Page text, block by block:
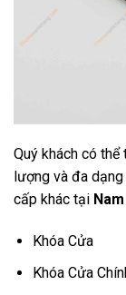
Quý khách có
lượng và đa
cấp khác tại
Khóa Cửa
Khóa Cửa